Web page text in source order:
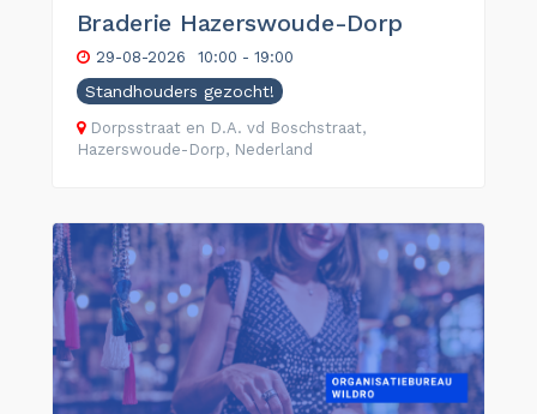
Braderie Hazerswoude-Dorp
29-08-2026 10:00 - 19:00
Standhouders gezocht!
Dorpsstraat en D.A. vd Boschstraat,
Hazerswoude-Dorp, Nederland